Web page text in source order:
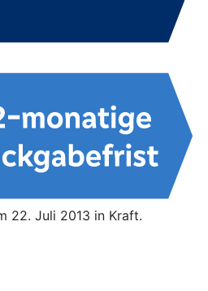
22. Juli 2013 in Kraft.